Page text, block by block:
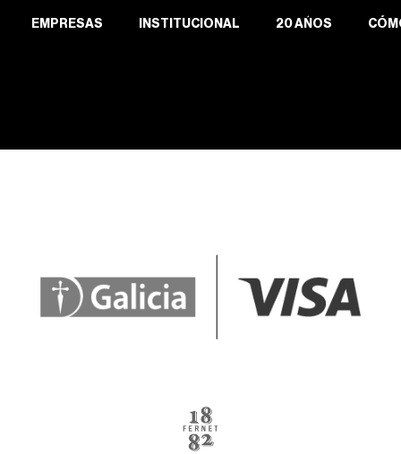
EMPRESAS INSTITUCIONAL 20 AÑOS